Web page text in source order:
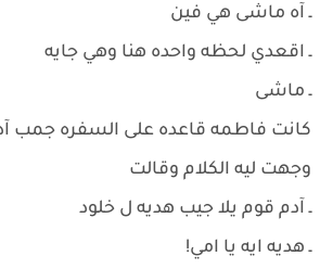
ـ آه ماشى هي فين
ـ اقعدي لحظه واحده هنا وهي جايه
ـ ماشى
كانت فاطمه قاعده على السفره جمب
وجهت ليه الكلام وقالت
ـ آدم قوم يلا جيب هديه ل خلود
ـ هديه ايه يا امي!